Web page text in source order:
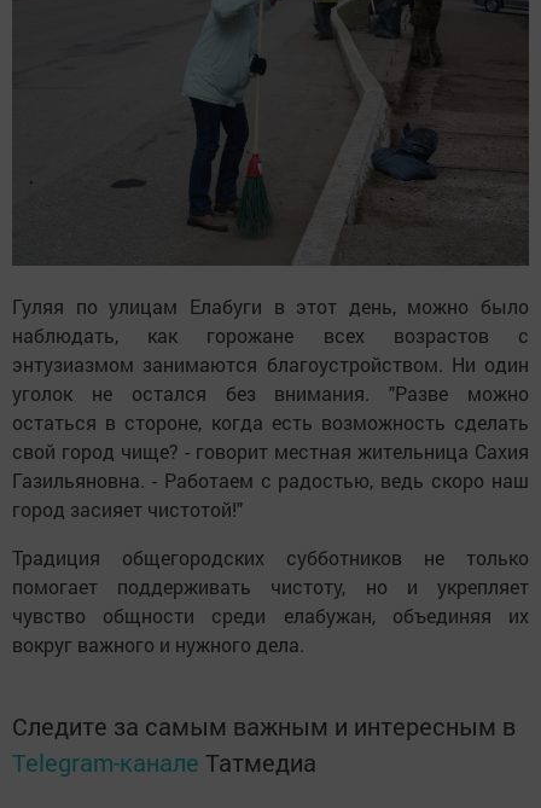
Гуляя по улицам Елабуги в этот день, можно было
наблюдать, как горожане всех возрастов с
энтузиазмом занимаются благоустройством. Ни один
уголок не остался без внимания. "Разве можно
остаться в стороне, когда есть возможность сделать
свой город чище? - говорит местная жительница Сахия
Газильяновна. - Работаем с радостью, ведь скоро наш
город засияет чистотой!"
Традиция общегородских субботников не только
помогает поддерживать чистоту, но и укрепляет
чувство общности среди елабужан, объединяя их
вокруг важного и нужного дела.
Следите за самым важным и интересным в
Telegram-канале Татмедиа